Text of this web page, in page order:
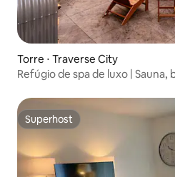
Torre ⋅ Traverse City
Refúgio de spa de luxo | Sauna,
Superhost
Superhost